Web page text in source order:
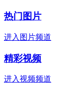
热门图片
进入图片频道
精彩视频
进入视频频道